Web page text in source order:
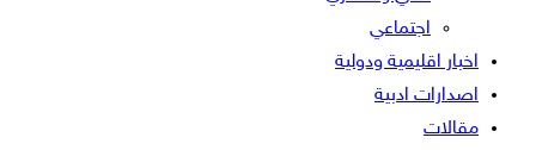
اجتماعي
اخبار اقليمية ودولية
اصدارات ادبية
مقالات